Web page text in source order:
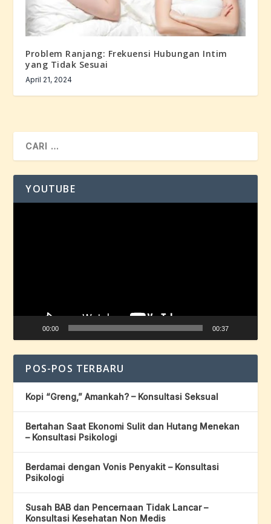
Problem Ranjang: Frekuensi Hubungan Intim
yang Tidak Sesuai
April 21, 2024
YOUTUBE
00:00 00:37
POS-POS TERBARU
Kopi “Greng,” Amankah? – Konsultasi Seksual
Bertahan Saat Ekonomi Sulit dan Hutang Menekan
– Konsultasi Psikologi
Berdamai dengan Vonis Penyakit – Konsultasi
Psikologi
Susah BAB dan Pencernaan Tidak Lancar –
Konsultasi Kesehatan Non Medis